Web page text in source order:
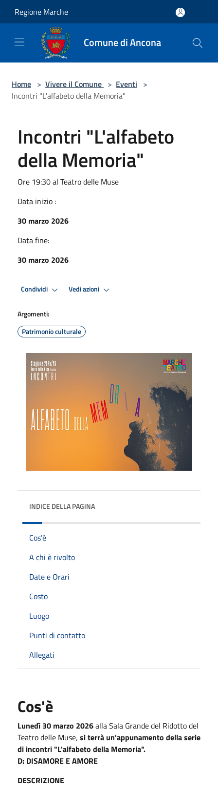
Regione Marche
Comune di Ancona
Home > Vivere il Comune > Eventi >
Incontri "L'alfabeto della Memoria"
Incontri "L'alfabeto
della Memoria"
Ore 19:30 al Teatro delle Muse
Data inizio :
30 marzo 2026
Data fine:
30 marzo 2026
Condividi Vedi azioni
Argomenti:
Patrimonio culturale
INDICE DELLA PAGINA
Cos'è
A chi è rivolto
Date e Orari
Costo
Luogo
Punti di contatto
Allegati
Cos'è
Lunedì 30 marzo 2026alla Sala Grande del Ridotto del
Teatro delle Muse, si terrà un'appunamento della serie
di incontri "L'alfabeto della Memoria".
D: DISAMORE E AMORE
DESCRIZIONE